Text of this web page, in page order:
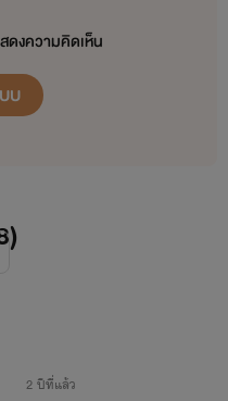
ะวันแต่คุณพ่อไม่เคยมาหา
งขวัญเลย
ดงความคิดเห็น
บ
)
2 ปีที่แล้ว